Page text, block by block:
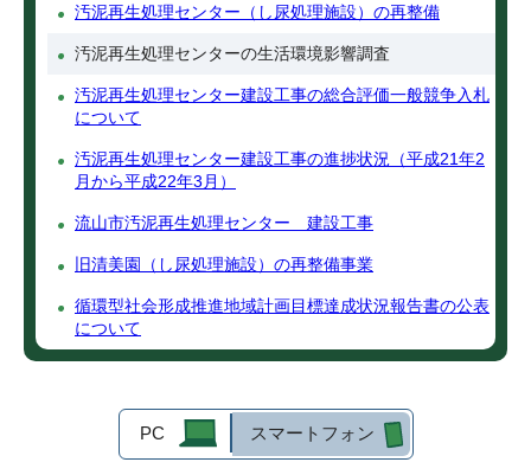
汚泥再生処理センター（し尿処理施設）の再整備
汚泥再生処理センターの生活環境影響調査
汚泥再生処理センター建設工事の総合評価一般競争入札
について
汚泥再生処理センター建設工事の進捗状況（平成21年2
月から平成22年3月）
流山市汚泥再生処理センター 建設工事
旧清美園（し尿処理施設）の再整備事業
循環型社会形成推進地域計画目標達成状況報告書の公表
について
PC スマートフォン